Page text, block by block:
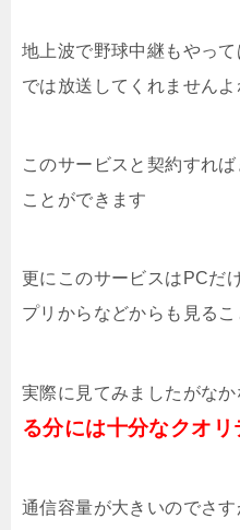
地上波で野球中継もやっ
では放送してくれませんよ
このサービスと契約すれ
ことができます
更にこのサービスはPCだ
プリからなどからも見る
実際に見てみましたがな
る分には十分なクオリ
通信容量が大きいのでさ